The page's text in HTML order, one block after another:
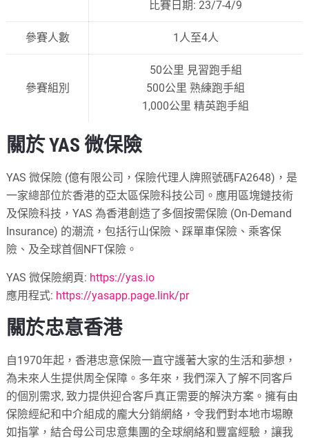
比賽日期: 23/7-4/9
參賽人數 1人至4人
參賽組別
50公里 見習跑手組
500公里 熟練跑手組
1,000公里 精英跑手組
關於 YAS 微保險
YAS 微保險 (億有限公司，保險代理人牌照號碼FA2648)，是
一家總部位於香港的亞太區保險科技公司。應用區塊鏈技術
及保險科技，YAS 為香港創造了多個按需保險 (On-Demand
Insurance) 的潮流，包括行山保險、踩單車保險、乘客保
險、及全球首個NFT保險。
YAS 微保險網頁: https://yas.io
應用程式: https://yasapp.page.link/pr
關於忠意香港
自1970年起，香港忠意保險一直守護著大家的生活和夢想，
為未來人生提供周全保障。多年來，我們深入了解不同客戶
的個別需求, 致力提供迎合客戶真正需要的解決方案。擁有由
保險經紀和中介組成的龐大分銷網絡，令我們對本地市埸瞭
如指掌，結合母公司忠意集團的全球網絡和豐富經驗，讓我